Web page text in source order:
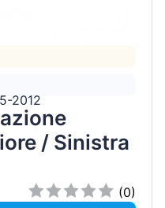
2012
/ Sinistra
(0)